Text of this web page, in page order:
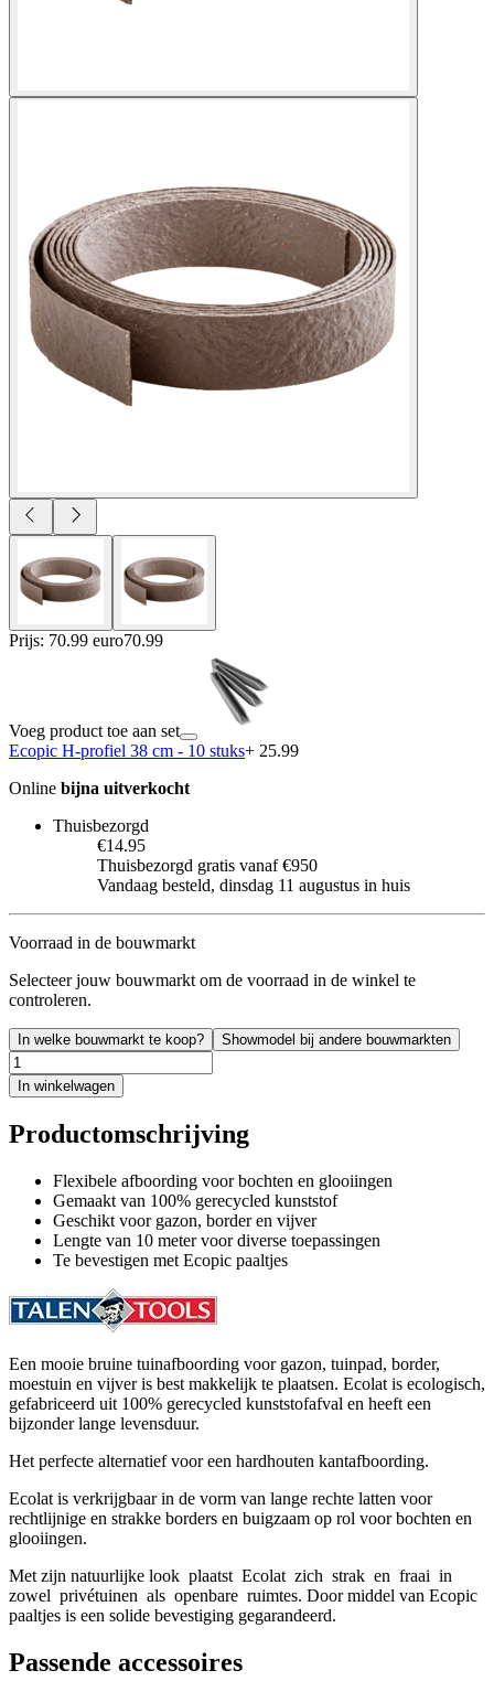
Prijs: 70.99 euro70.99
Voeg product toe aan set
Ecopic H-profiel 38 cm - 10 stuks+ 25.99
Online bijna uitverkocht
Thuisbezorgd
€14.95
Thuisbezorgd gratis vanaf €950
Vandaag besteld, dinsdag 11 augustus in huis
Voorraad in de bouwmarkt
Selecteer jouw bouwmarkt om de voorraad in de winkel te
controleren.
In welke bouwmarkt te koop? Showmodel bij andere bouwmarkten
In winkelwagen
Productomschrijving
Flexibele afboording voor bochten en glooiingen
Gemaakt van 100% gerecycled kunststof
Geschikt voor gazon, border en vijver
Lengte van 10 meter voor diverse toepassingen
Te bevestigen met Ecopic paaltjes
Een mooie bruine tuinafboording voor gazon, tuinpad, border,
moestuin en vijver is best makkelijk te plaatsen. Ecolat is ecologisch,
gefabriceerd uit 100% gerecycled kunststofafval en heeft een
bijzonder lange levensduur.
Het perfecte alternatief voor een hardhouten kantafboording.
Ecolat is verkrijgbaar in de vorm van lange rechte latten voor
rechtlijnige en strakke borders en buigzaam op rol voor bochten en
glooiingen.
Met zijn natuurlijke look plaatst Ecolat zich strak en fraai in
zowel privétuinen als openbare ruimtes. Door middel van Ecopic
paaltjes is een solide bevestiging gegarandeerd.
Passende accessoires